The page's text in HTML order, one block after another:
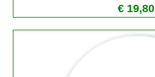
€ 19,80